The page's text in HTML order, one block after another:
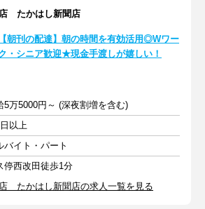
たかはし新聞店
【朝刊の配達】朝の時間を有効活用◎Wワー
・シニア歓迎★現金手渡しが嬉しい！
5万5000円～ (深夜割増を含む)
以上
バイト・パート
停西改田徒歩1分
たかはし新聞店の求人一覧を見る